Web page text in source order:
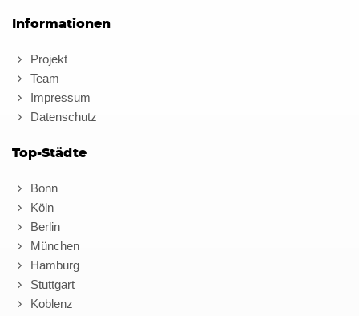
Informationen
Projekt
Team
Impressum
Datenschutz
Top-Städte
Bonn
Köln
Berlin
München
Hamburg
Stuttgart
Koblenz